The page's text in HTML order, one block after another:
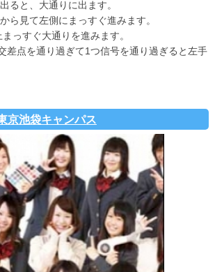
ると、大通りに出ます。
ら見て左側にまっすぐ進みます。
っすぐ大通りを進みます。
差点を通り過ぎて1つ信号を通り過ぎると左手
京池袋キャンパス